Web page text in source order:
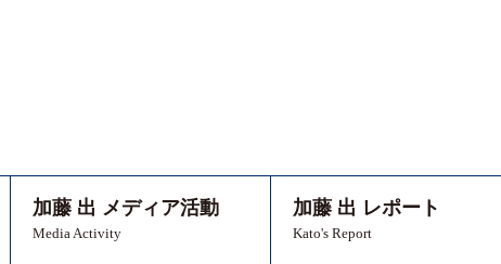
加藤 出 メディア活動
Media Activity
加藤 出 レポート
Kato's Report